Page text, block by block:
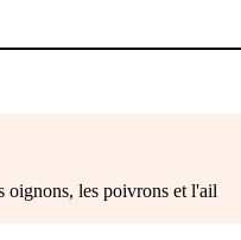
oignons, les poivrons et l'ail